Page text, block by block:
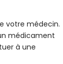
votre médecin.
médicament
à une